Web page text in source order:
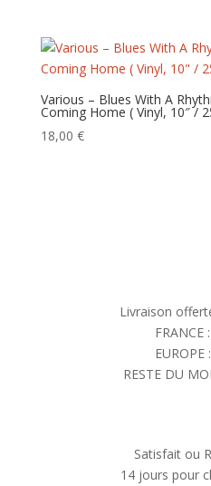
Various – Blues With A
Coming Home ( Vinyl, 10″ /
18,00 €
Livraison
FRANCE
EUROPE
RESTE DU
Satisfait ou
14 jours pour